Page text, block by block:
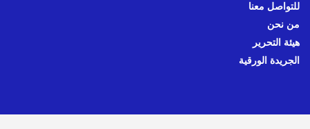
للتواصل معنا
من نحن
هيئة التحرير
الجريدة الورقية